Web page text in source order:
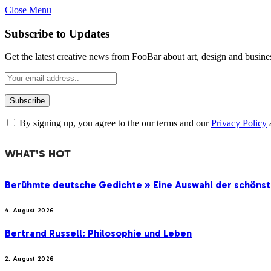
Close Menu
Subscribe to Updates
Get the latest creative news from FooBar about art, design and
By signing up, you agree to the our terms and ourPrivacy Policy
WHAT'S HOT
Berühmte deutsche Gedichte » Eine Auswahl der
4. August 2026
Bertrand Russell: Philosophie und Leben
2. August 2026